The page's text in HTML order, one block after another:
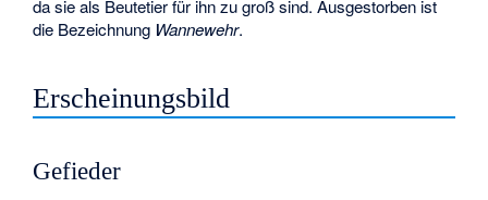
da sie als Beutetier für ihn zu groß sind. Ausgestorben ist
die Bezeichnung Wannewehr.
Erscheinungsbild
Gefieder